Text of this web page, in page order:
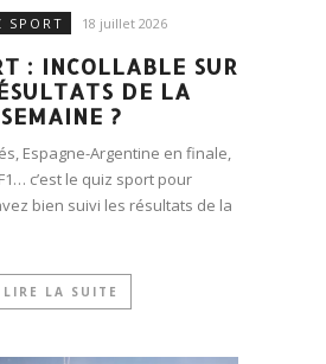
SPORT 18 juillet 2026
: INCOLLABLE SUR
DE LA
SEMAINE ?
Espagne-Argentine en finale,
c’est le quiz sport pour
bien suivi les résultats de la
LIRE LA SUITE